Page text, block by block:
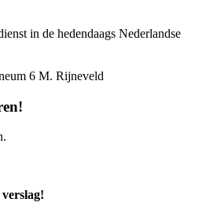
in de hedendaags Nederlandse
6 M. Rijneveld